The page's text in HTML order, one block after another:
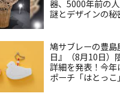
器、5000年前の
謎とデザインの秘
鳩サブレーの豊島
日』（8月10日）
詳細を発表！今年
ポーチ「はとっこ」